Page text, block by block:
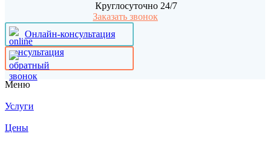
Круглосуточно 24/7
Заказать звонок
Онлайн-консультация
Меню
Услуги
Цены